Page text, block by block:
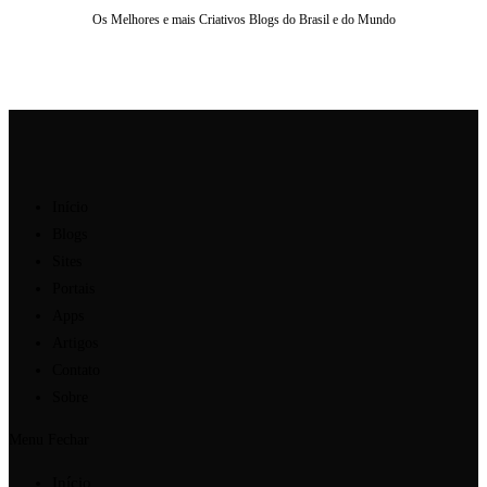
Os Melhores e mais Criativos Blogs do Brasil e do Mundo